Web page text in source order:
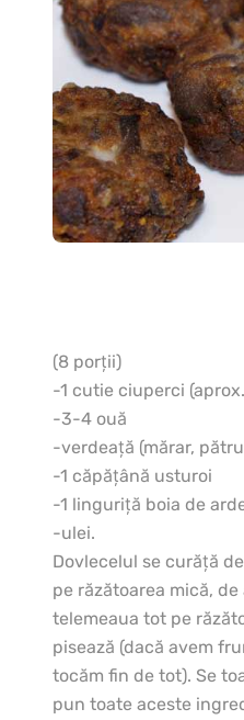
(8 porţii)
-1 cutie ciuperci
-3-4 ouă
-verdeaţă (mărar,
-1 căpăţână usturoi
-1 linguriţă boia de
-ulei.
Dovlecelul se curăţă
pe răzătoarea mică,
telemeaua tot pe
pisează (dacă avem
tocăm fin de tot). Se
pun toate aceste